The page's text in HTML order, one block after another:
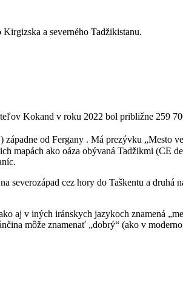
a severného Tadžikistanu.
Kokand v roku 2022 bol približne 259
od Fergany . Má prezývku „Mesto
mapách ako oáza obývaná Tadžikmi (CE
cez hory do Taškentu a druhá
aj v iných iránskych jazykoch znamená
môže znamenať „dobrý“ (ako v